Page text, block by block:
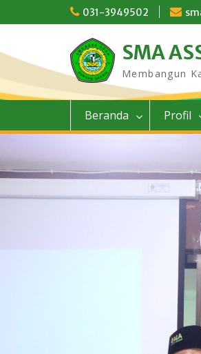
to
031-3949502
SMA
Membangun
Beranda Profil